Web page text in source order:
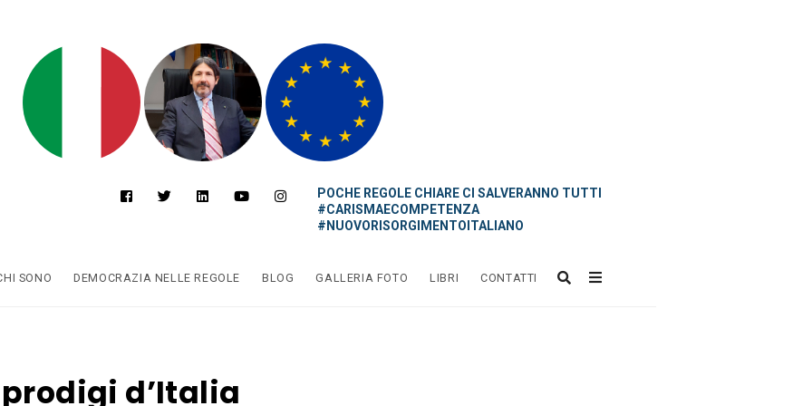
POCHE REGOLE CHIARE CI SALVERANNO TUTTI
#CARISMAECOMPETENZA
#NUOVORISORGIMENTOITALIANO
SONO DEMOCRAZIA NELLE REGOLE BLOG GALLERIA FOTO LIBRI CONTATTI
d’Italia